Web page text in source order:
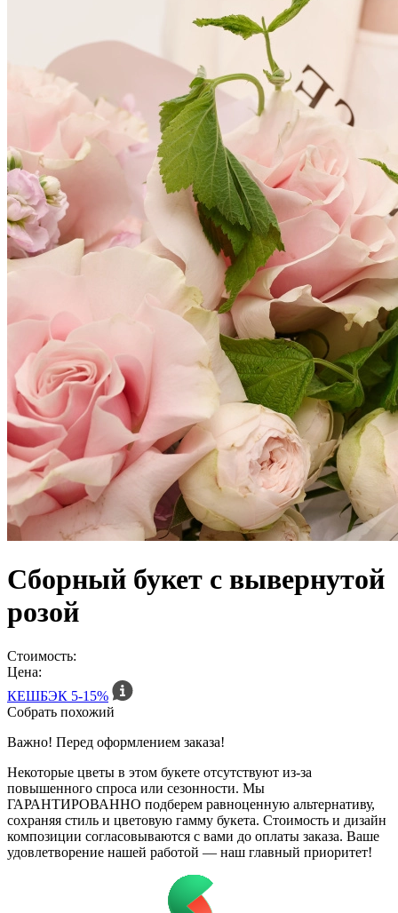
Сборный букет с вывернутой
розой
Стоимость:
Цена:
КЕШБЭК 5-15%
Собрать похожий
Важно! Перед оформлением заказа!
Некоторые цветы в этом букете отсутствуют из-за
повышенного спроса или сезонности. Мы
ГАРАНТИРОВАННО подберем равноценную альтернативу,
сохраняя стиль и цветовую гамму букета. Стоимость и дизайн
композиции согласовываются с вами до оплаты заказа. Ваше
удовлетворение нашей работой — наш главный приоритет!